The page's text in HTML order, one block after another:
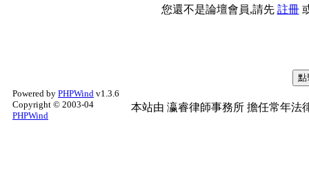
您還不是論壇會員,請先 註冊
Powered by PHPWind v1.3.6
Copyright © 2003-04
PHPWind
本站由 瀛睿律師事務所 擔任常年法